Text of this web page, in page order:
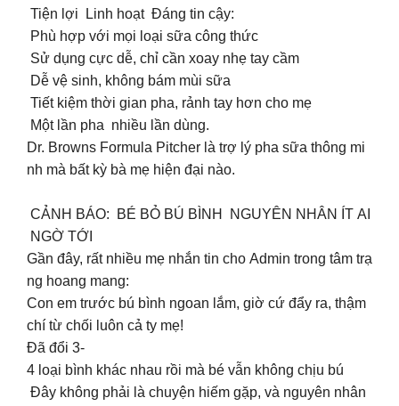
Tiện lợi Linh hoạt Đáng tin cậy:
Phù hợp với mọi loại sữa công thức
Sử dụng cực dễ, chỉ cần xoay nhẹ tay cầm
Dễ vệ sinh, không bám mùi sữa
Tiết kiệm thời gian pha, rảnh tay hơn cho mẹ
Một lần pha nhiều lần dùng.
Dr. Browns Formula Pitcher là trợ lý pha sữa thông mi
nh mà bất kỳ bà mẹ hiện đại nào.
CẢNH BÁO: BÉ BỎ BÚ BÌNH NGUYÊN NHÂN ÍT AI
NGỜ TỚI
Gần đây, rất nhiều mẹ nhắn tin cho Admin trong tâm trạ
ng hoang mang:
Con em trước bú bình ngoan lắm, giờ cứ đẩy ra, thậm
chí từ chối luôn cả ty mẹ!
Đã đổi 3-
4 loại bình khác nhau rồi mà bé vẫn không chịu bú
️ Đây không phải là chuyện hiếm gặp, và nguyên nhân